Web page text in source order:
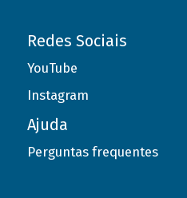
Redes Sociais
YouTube
Instagram
Ajuda
Perguntas frequentes